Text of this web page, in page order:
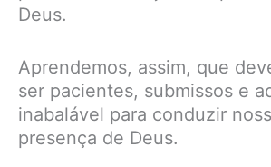
Deus.
Aprendemos, assim, que
ser pacientes, submissos e
inabalável para conduzir
presença de Deus.